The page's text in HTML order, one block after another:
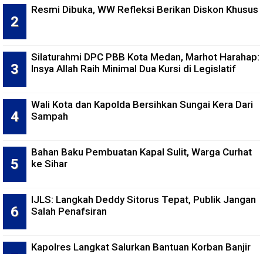
Resmi Dibuka, WW Refleksi Berikan Diskon Khusus
Silaturahmi DPC PBB Kota Medan, Marhot Harahap:
Insya Allah Raih Minimal Dua Kursi di Legislatif
Wali Kota dan Kapolda Bersihkan Sungai Kera Dari
Sampah
Bahan Baku Pembuatan Kapal Sulit, Warga Curhat
ke Sihar
IJLS: Langkah Deddy Sitorus Tepat, Publik Jangan
Salah Penafsiran
Kapolres Langkat Salurkan Bantuan Korban Banjir